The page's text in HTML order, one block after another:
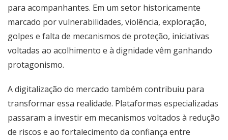
para acompanhantes. Em um setor historicamente
marcado por vulnerabilidades, violência, exploração,
golpes e falta de mecanismos de proteção, iniciativas
voltadas ao acolhimento e à dignidade vêm ganhando
protagonismo.
A digitalização do mercado também contribuiu para
transformar essa realidade. Plataformas especializadas
passaram a investir em mecanismos voltados à redução
de riscos e ao fortalecimento da confiança entre